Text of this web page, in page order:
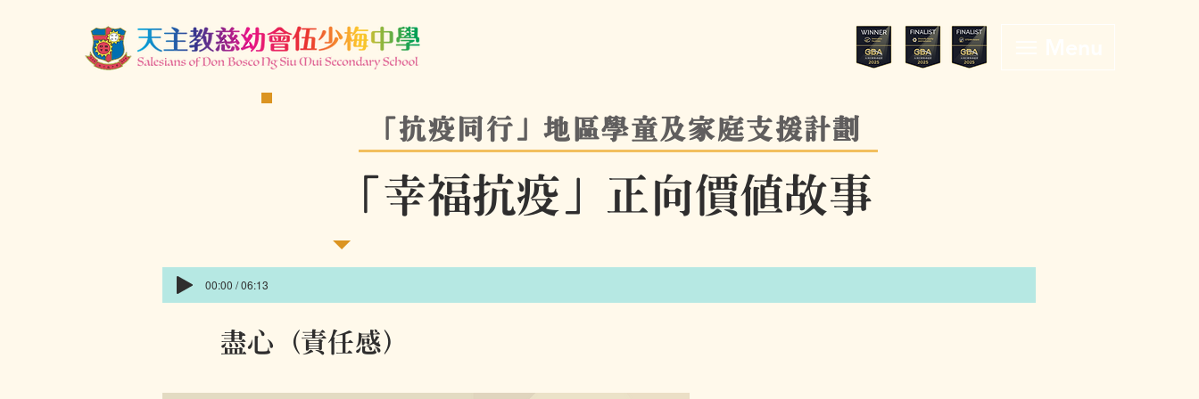
「幸福抗疫」正向價值故事
「抗疫同行」地區學童及家庭支援計劃
00:00 / 06:13
盡心（責任感）